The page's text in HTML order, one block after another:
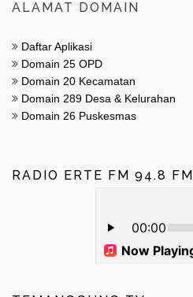
ALAMAT DOMAIN
Daftar Aplikasi
Domain 25 OPD
Domain 20 Kecamatan
Domain 289 Desa & Kelurahan
Domain 26 Puskesmas
RADIO ERTE FM 94.8 FM